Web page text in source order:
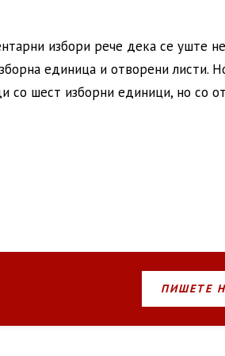
избори рече дека се уште не
единица и отворени листи.
со шест изборни единици, но со
ПИШЕТЕ